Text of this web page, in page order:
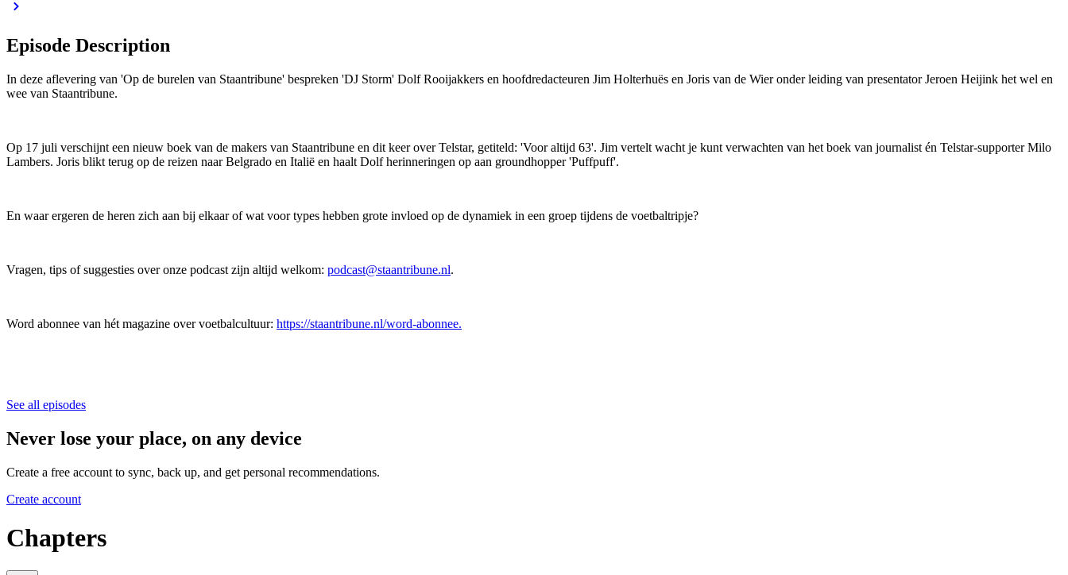
Episode Description
In deze aflevering van 'Op de burelen van Staantribune' bespreken 'DJ Storm' Dolf Rooijakkers en hoofdredacteuren Jim Holterhuës en Joris van de Wier onder leiding van presentator Jeroen Heijink het wel en
wee van Staantribune.
Op 17 juli verschijnt een nieuw boek van de makers van Staantribune en dit keer over Telstar, getiteld: 'Voor altijd 63'. Jim vertelt wacht je kunt verwachten van het boek van journalist én Telstar-supporter Milo
Lambers. Joris blikt terug op de reizen naar Belgrado en Italië en haalt Dolf herinneringen op aan groundhopper 'Puffpuff'.
En waar ergeren de heren zich aan bij elkaar of wat voor types hebben grote invloed op de dynamiek in een groep tijdens de voetbaltripje?
Vragen, tips of suggesties over onze podcast zijn altijd welkom: ⁠⁠ ⁠⁠⁠⁠⁠⁠⁠podcast@staantribune.nl⁠⁠⁠⁠⁠⁠⁠⁠⁠.
Word abonnee van hét magazine over voetbalcultuur: ⁠⁠⁠⁠⁠⁠⁠https://staantribune.nl/word-abonnee.⁠
See all episodes
Never lose your place, on any device
Create a free account to sync, back up, and get personal recommendations.
Create account
Chapters